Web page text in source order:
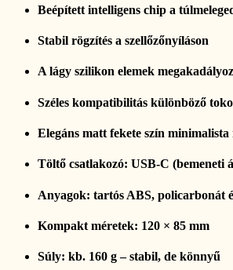
Beépített intelligens chip a
Stabil rögzítés a szellőzőnyíláson
A lágy szilikon elemek
Széles kompatibilitás különböző
Elegáns matt fekete szín minimalista
Töltő csatlakozó: USB-C (bemeneti
Anyagok: tartós ABS, policarbonát
Kompakt méretek: 120 × 85 mm
Súly: kb. 160 g – stabil, de könnyű